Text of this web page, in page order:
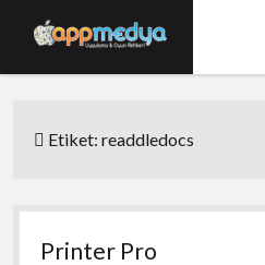
Hakkımızda
Etiket:readdledocs
Printer Pro